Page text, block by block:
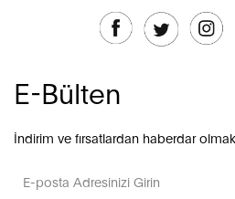
E-Bülten
İndirim ve fırsatlardan haberdar